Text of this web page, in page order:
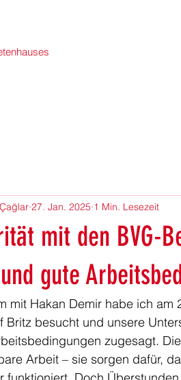
mit den BVG-
gute
27. Jan. 2025 1 Min. Lesezeit
mit Hakan Demir habe ich am
Britz besucht und unsere
zugesagt.
Arbeit – sie sorgen dafür,